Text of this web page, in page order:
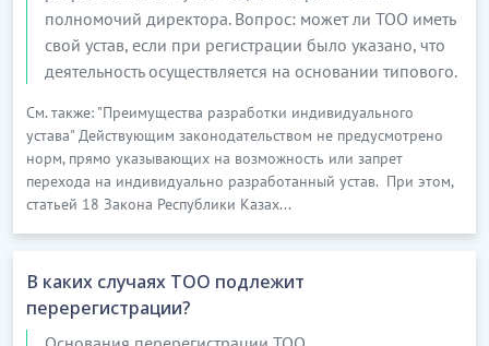
полномочий директора. Вопрос: может ли ТОО иметь
свой устав, если при регистрации было указано, что
деятельность осуществляется на основании типового.
См. также: "Преимущества разработки индивидуального
устава" Действующим законодательством не предусмотрено
норм, прямо указывающих на возможность или запрет
перехода на индивидуально разработанный устав. При этом,
статьей 18 Закона Республики Казах...
В каких случаях ТОО подлежит
перерегистрации?